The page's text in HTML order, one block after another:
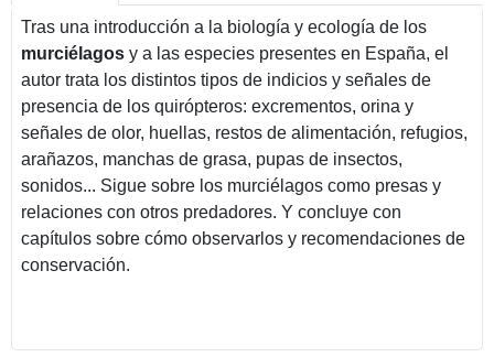
Tras una introducción a la biología y ecología de los
murciélagos y a las especies presentes en España, el
autor trata los distintos tipos de indicios y señales de
presencia de los quirópteros: excrementos, orina y
señales de olor, huellas, restos de alimentación, refugios,
arañazos, manchas de grasa, pupas de insectos,
sonidos... Sigue sobre los murciélagos como presas y
relaciones con otros predadores. Y concluye con
capítulos sobre cómo observarlos y recomendaciones de
conservación.